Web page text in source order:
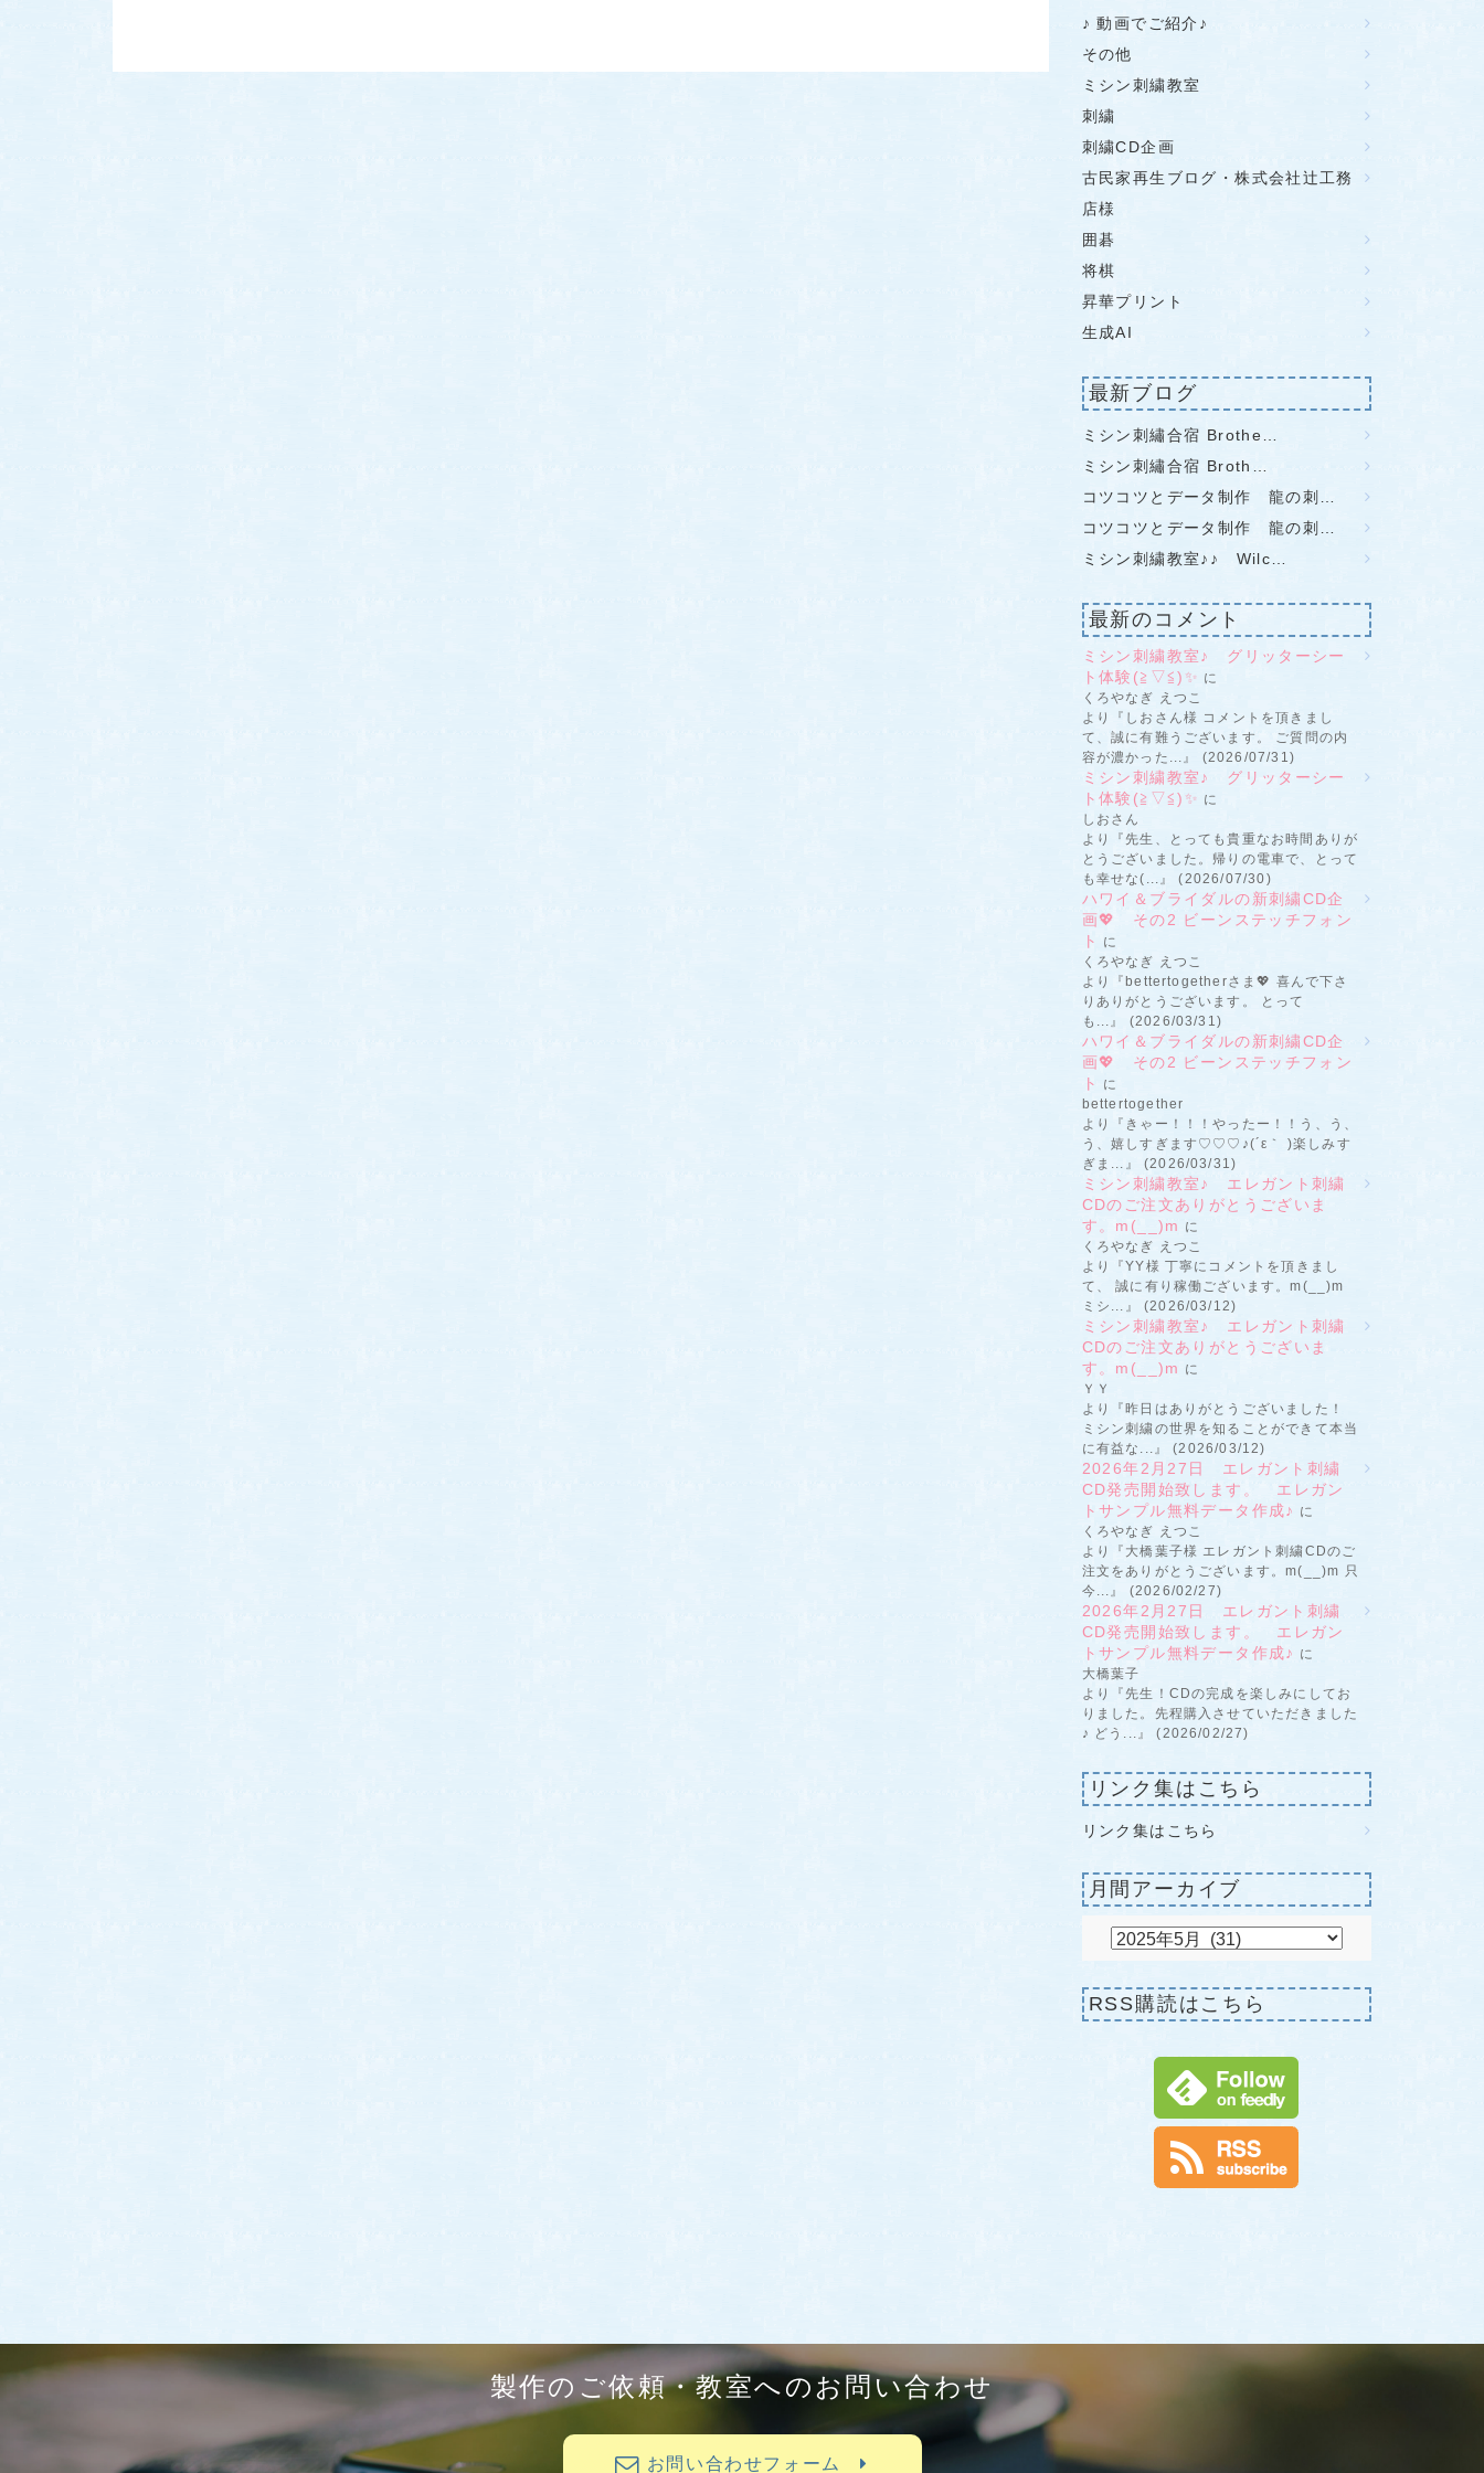
♪ 動画でご紹介♪
その他
ミシン刺繍教室
刺繍
刺繍CD企画
古民家再生ブログ・株式会社辻工務
店様
囲碁
将棋
昇華プリント
生成AI
最新ブログ
ミシン刺繡合宿 Brothe…
ミシン刺繡合宿 Broth…
コツコツとデータ制作 龍の刺…
コツコツとデータ制作 龍の刺…
ミシン刺繍教室♪♪ Wilc…
最新のコメント
ミシン刺繍教室♪ グリッターシー
ト体験(≧▽≦)✨ に
くろやなぎ えつこ
より『しおさん様 コメントを頂きまし
て、誠に有難うございます。 ご質問の内
容が濃かった...』 (2026/07/31)
ミシン刺繍教室♪ グリッターシー
ト体験(≧▽≦)✨ に
しおさん
より『先生、とっても貴重なお時間ありが
とうございました。帰りの電車で、とって
も幸せな(...』 (2026/07/30)
ハワイ＆ブライダルの新刺繍CD企
画💖 その2 ビーンステッチフォン
ト
に
くろやなぎ えつこ
より『bettertogetherさま💖 喜んで下さ
りありがとうございます。 とって
も...』 (2026/03/31)
ハワイ＆ブライダルの新刺繍CD企
画💖 その2 ビーンステッチフォン
ト
に
bettertogether
より『きゃー！！！やったー！！う、う、
う、嬉しすぎます♡♡♡♪(´ε｀ )楽しみす
ぎま...』 (2026/03/31)
ミシン刺繍教室♪ エレガント刺繍
CDのご注文ありがとうございま
す。m(__)m に
くろやなぎ えつこ
より『YY様 丁寧にコメントを頂きまし
て、 誠に有り稼働ございます。m(__)m
ミシ...』 (2026/03/12)
ミシン刺繍教室♪ エレガント刺繍
CDのご注文ありがとうございま
す。m(__)m に
ＹＹ
より『昨日はありがとうございました！
ミシン刺繍の世界を知ることができて本当
に有益な...』 (2026/03/12)
2026年2月27日 エレガント刺繍
CD発売開始致します。 エレガン
トサンプル無料データ作成♪ に
くろやなぎ えつこ
より『大橋葉子様 エレガント刺繍CDのご
注文をありがとうございます。m(__)m 只
今...』 (2026/02/27)
2026年2月27日 エレガント刺繍
CD発売開始致します。 エレガン
トサンプル無料データ作成♪ に
大橋葉子
より『先生！CDの完成を楽しみにしてお
りました。先程購入させていただきました
♪ どう...』 (2026/02/27)
リンク集はこちら
リンク集はこちら
月間アーカイブ
RSS購読はこちら
製作のご依頼・教室へのお問い合わせ
お問い合わせフォーム